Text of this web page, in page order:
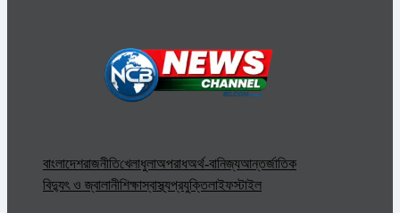
বাংলাদেশরাজনীতিখেলাধুলাঅপরাধঅর্থ-বানিজ্যআন্তর্জাতিক
বিদ্যুৎ ও জ্বালানীশিক্ষাস্বাস্থ্যপ্রযুক্তিলাইফস্টাইল